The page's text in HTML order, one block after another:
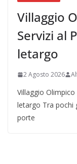
Villaggio
Servizi al
letargo
2 Agosto 2026
Villaggio
letargo Tra pochi
porte